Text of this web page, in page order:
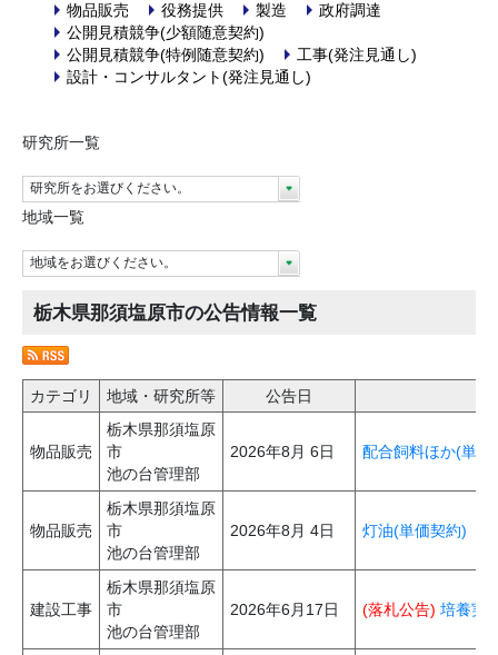
物品販売
役務提供 製造
政府調達
公開見積競争(少額随意契約)
公開見積競争(特例随意契約)
工事(発注見通し)
設計・コンサルタント(発注見通し)
研究所一覧
研究所をお選びください。
地域一覧
地域をお選びください。
栃木県那須塩原市の公告情報一覧
カテゴリ 地域・研究所等 公告日
物品販売
栃木県那須塩原
市
池の台管理部
2026年8月 6日 配合飼料ほか(単価
物品販売
栃木県那須塩原
市
池の台管理部
2026年8月 4日 灯油(単価契約)
建設工事
栃木県那須塩原
市
池の台管理部
2026年6月17日 (落札公告) 培養実